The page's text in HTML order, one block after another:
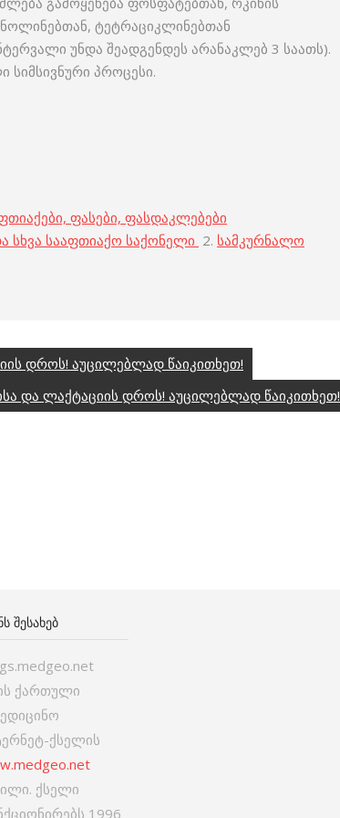
ტეტრაციკლინებთან
უნდა შეადგენდეს არანაკლებ 3 საათს).
სიმსივნური პროცესი.
ფასები, ფასდაკლებები
სხვა სააფთიაქო საქონელი 2. სამკურნალო
დროს! აუცილებლად წაიკითხეთ!
და ლაქტაციის დროს! აუცილებლად წაიკითხეთ!
ᲨᲔᲡᲐᲮᲔᲑ
ქართული
ქსელის
ქსელი
1996